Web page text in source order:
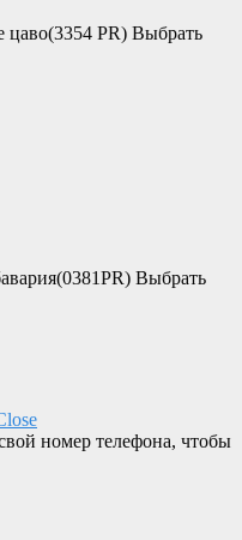
цаво(3354 PR) Выбрать
Выбрать
номер телефона, чтобы